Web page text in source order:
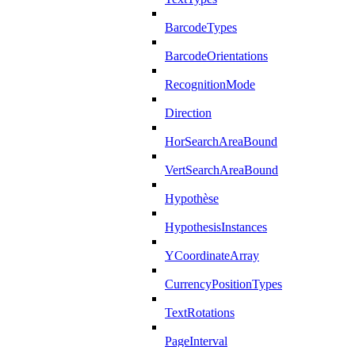
BarcodeTypes
BarcodeOrientations
RecognitionMode
Direction
HorSearchAreaBound
VertSearchAreaBound
Hypothèse
HypothesisInstances
YCoordinateArray
CurrencyPositionTypes
TextRotations
PageInterval